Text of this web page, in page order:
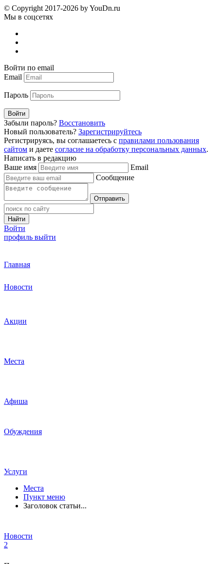
© Copyright 2017-2026 by YouDn.ru
Мы в соцсетях
Войти по email
Email
Пароль
Войти
Забыли пароль? Восстановить
Новый пользователь? Зарегистрируйтесь
Регистрируясь, вы соглашаетесь с правилами пользования
сайтом и даете согласие на обработку персональных данных.
Написать в редакцию
Ваше имя
Email
Сообщение
Отправить
Найти
Войти
профиль выйти
Главная
Новости
Акции
Места
Афиша
Обуждения
Услуги
Места
Пункт меню
Заголовок статьи...
Новости
2